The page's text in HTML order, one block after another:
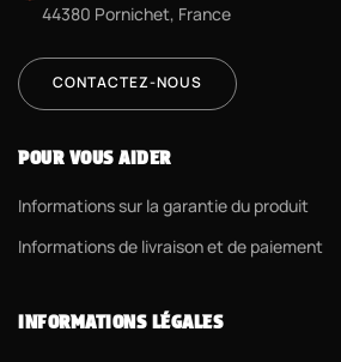
44380 Pornichet, France
CONTACTEZ-NOUS
POUR VOUS AIDER
Informations sur la garantie du produit
Informations de livraison et de paiement
INFORMATIONS LÉGALES